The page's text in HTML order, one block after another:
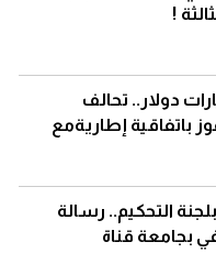
!
6 مليارات دولار.. تحالف
باتفاقية إطاريةمع
التحكيم.. رسالة
بجامعة قناة